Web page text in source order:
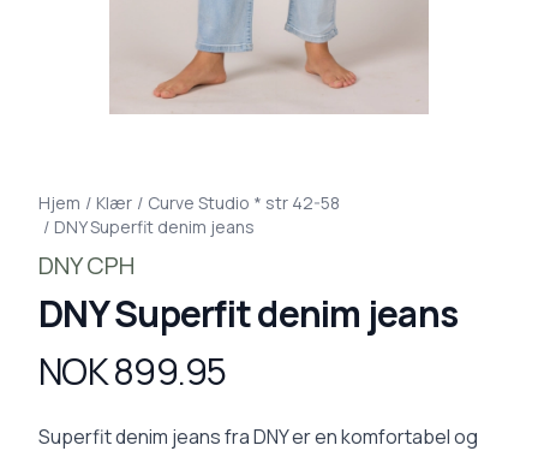
Hjem / Klær / Curve Studio * str 42-58
/ DNY Superfit denim jeans
DNY CPH
DNY Superfit denim jeans
Produktdetaljer
NOK 899.95
Description
Superfit denim jeans fra DNY er en komfortabel og